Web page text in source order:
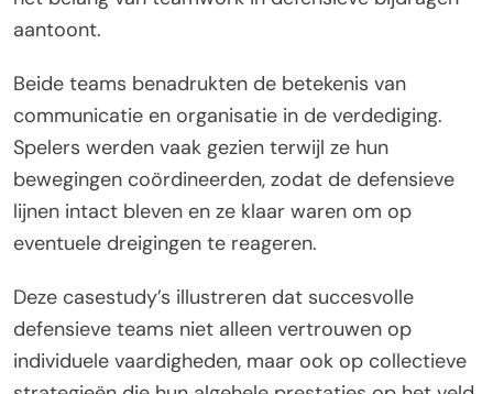
aantoont.
Beide teams benadrukten de betekenis van
communicatie en organisatie in de verdediging.
Spelers werden vaak gezien terwijl ze hun
bewegingen coördineerden, zodat de defensieve
lijnen intact bleven en ze klaar waren om op
eventuele dreigingen te reageren.
Deze casestudy’s illustreren dat succesvolle
defensieve teams niet alleen vertrouwen op
individuele vaardigheden, maar ook op collectieve